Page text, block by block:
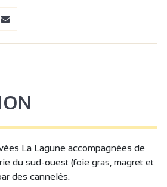
La Lagune accompagnées de
du sud-ouest (foie gras, magret et
des cannelés.